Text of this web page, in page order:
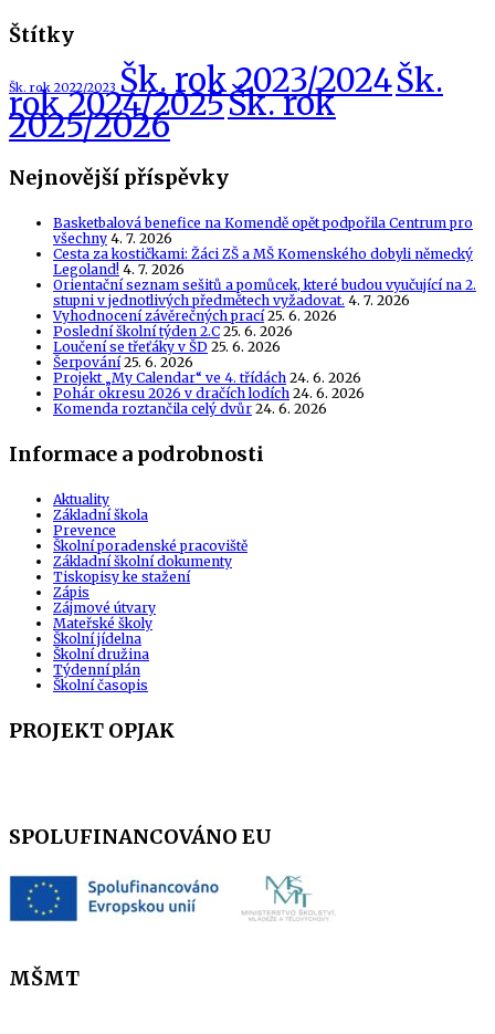
Štítky
Šk. rok 2022/2023 Šk. rok 2023/2024Šk.
rok 2024/2025Šk. rok
2025/2026
Nejnovější příspěvky
Basketbalová benefice na Komendě opět podpořila Centrum pro
všechny 4. 7. 2026
Cesta za kostičkami: Žáci ZŠ a MŠ Komenského dobyli německý
Legoland! 4. 7. 2026
Orientační seznam sešitů a pomůcek, které budou vyučující na 2.
stupni v jednotlivých předmětech vyžadovat. 4. 7. 2026
Vyhodnocení závěrečných prací 25. 6. 2026
Poslední školní týden 2.C 25. 6. 2026
Loučení se třeťáky v ŠD 25. 6. 2026
Šerpování 25. 6. 2026
Projekt „My Calendar“ ve 4. třídách 24. 6. 2026
Pohár okresu 2026 v dračích lodích 24. 6. 2026
Komenda roztančila celý dvůr 24. 6. 2026
Informace a podrobnosti
Aktuality
Základní škola
Prevence
Školní poradenské pracoviště
Základní školní dokumenty
Tiskopisy ke stažení
Zápis
Zájmové útvary
Mateřské školy
Školní jídelna
Školní družina
Týdenní plán
Školní časopis
PROJEKT OPJAK
SPOLUFINANCOVÁNO EU
MŠMT